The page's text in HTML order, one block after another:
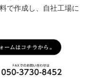
で作成し、自社工場に